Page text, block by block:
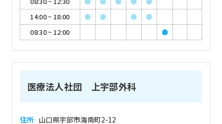
14:00~ 18:00 ● ● ●
●
08:30~ 12:00 ●
医療法人社団 上宇部外科
住所 山口県宇部市海南町2-12